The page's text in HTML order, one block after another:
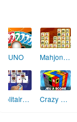
UNO Mahjong Connect
Solitaire Crescent Crazy Cube